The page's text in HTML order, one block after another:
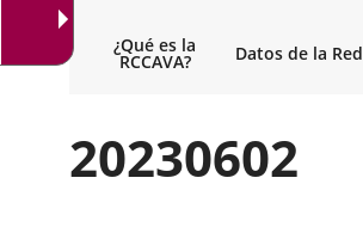
¿Qué es la
RCCAVA? Datos de la Red
20230602